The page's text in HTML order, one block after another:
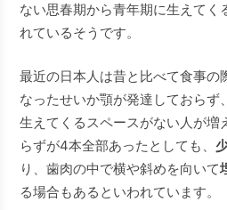
ない思春期から青年期に生えてく
れているそうです。
最近の日本人は昔と比べて食事の
なったせいか顎が発達しておらず
生えてくるスペースがない人が増
らずが4本全部あったとしても、
り、歯肉の中で横や斜めを向いて
る場合もあるといわれています。